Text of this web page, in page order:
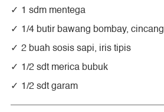
1 sdm mentega
1/4 butir bawang bombay, cincang
2 buah sosis sapi, iris tipis
1/2 sdt merica bubuk
1/2 sdt garam